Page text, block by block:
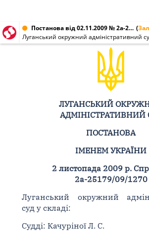
Постанова від 02.11.2009 № 2а-25179/09/1270 (
Луганський окружний адміністративний
ЛУГАНСЬКИЙ
АДМІНІСТРАТИВНИЙ
ПОСТАНОВА
ІМЕНЕМ УКРАЇНИ
2 листопада 2009 р.
2а-25179/09/1270
Луганський окружний
суд у складі:
Судді: Качуріної Л. С.